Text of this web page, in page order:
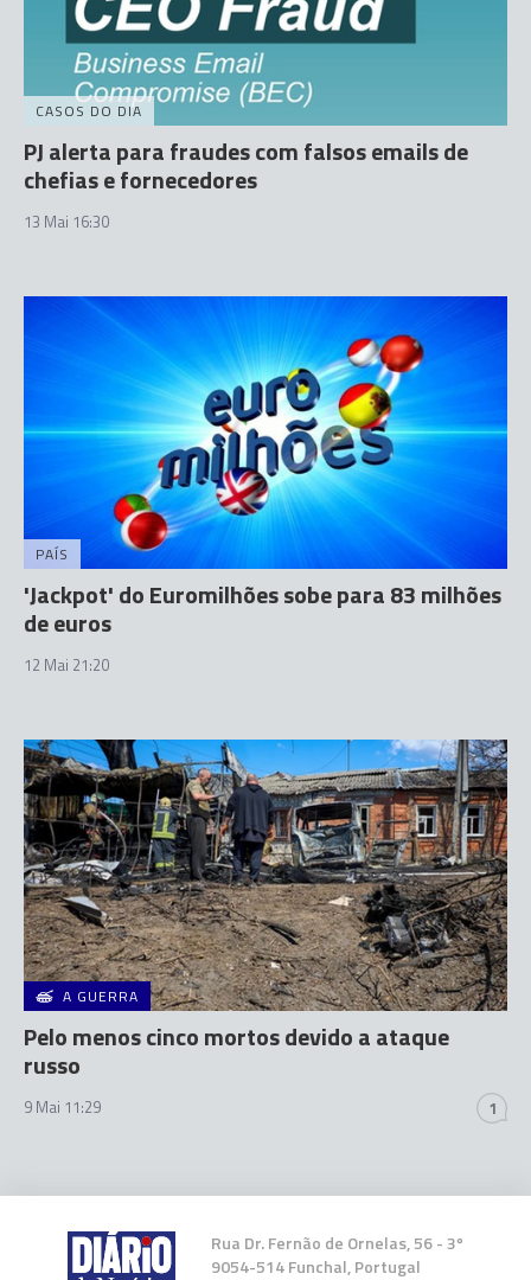
CASOS DO DIA
PJ alerta para fraudes com falsos emails de
chefias e fornecedores
13 Mai 16:30
PAÍS
'Jackpot' do Euromilhões sobe para 83 milhões
de euros
12 Mai 21:20
A GUERRA
Pelo menos cinco mortos devido a ataque
russo
9 Mai 11:29 1
Rua Dr. Fernão de Ornelas, 56 - 3º
9054-514 Funchal, Portugal